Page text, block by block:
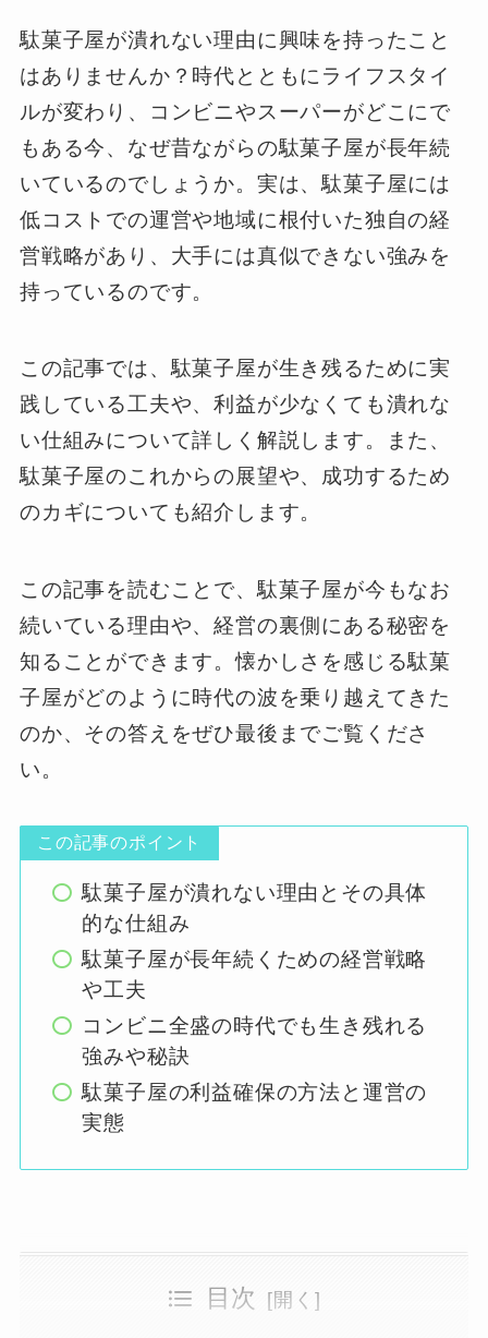
駄菓子屋が潰れない理由に興味を持ったこと
はありませんか？時代とともにライフスタイ
ルが変わり、コンビニやスーパーがどこにで
もある今、なぜ昔ながらの駄菓子屋が長年続
いているのでしょうか。実は、駄菓子屋には
低コストでの運営や地域に根付いた独自の経
営戦略があり、大手には真似できない強みを
持っているのです。
この記事では、駄菓子屋が生き残るために実
践している工夫や、利益が少なくても潰れな
い仕組みについて詳しく解説します。また、
駄菓子屋のこれからの展望や、成功するため
のカギについても紹介します。
この記事を読むことで、駄菓子屋が今もなお
続いている理由や、経営の裏側にある秘密を
知ることができます。懐かしさを感じる駄菓
子屋がどのように時代の波を乗り越えてきた
のか、その答えをぜひ最後までご覧くださ
い。
この記事のポイント
駄菓子屋が潰れない理由とその具体
的な仕組み
駄菓子屋が長年続くための経営戦略
や工夫
コンビニ全盛の時代でも生き残れる
強みや秘訣
駄菓子屋の利益確保の方法と運営の
実態
目次